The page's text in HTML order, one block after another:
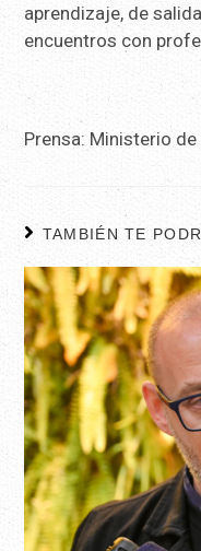
aprendizaje, de
encuentros con
Prensa: Ministerio de
TAMBIÉN TE